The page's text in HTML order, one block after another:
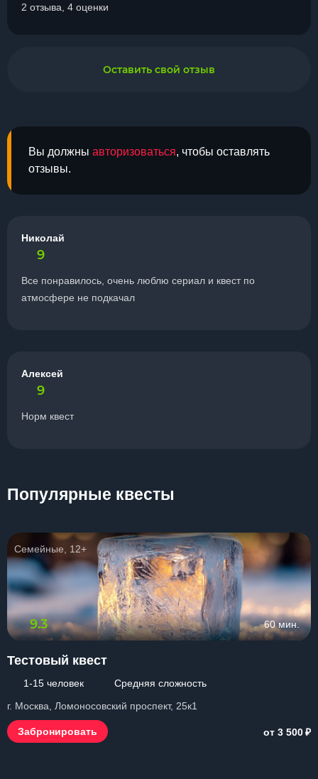
Вы должны авторизоваться, чтобы оставлять
отзывы.
Николай
9
Все понравилось, очень люблю сериал и квест по
атмосфере не подкачал
Алексей
9
Норм квест
2 отзыва, 4 оценки
Оставить свой отзыв
Популярные квесты
Семейные, 12+
9.3 60 мин.
Тестовый квест
1-15 человек
Средняя сложность
г. Москва, Ломоносовский проспект, 25к1
Забронировать от 3 500₽